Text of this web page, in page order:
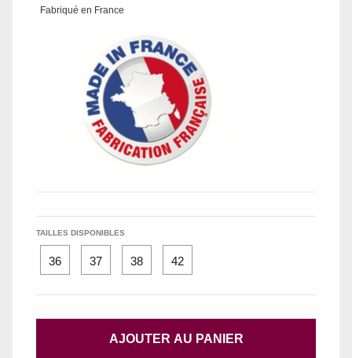
Fabriqué en France
TAILLES DISPONIBLES
36 37 38 42
AJOUTER AU PANIER